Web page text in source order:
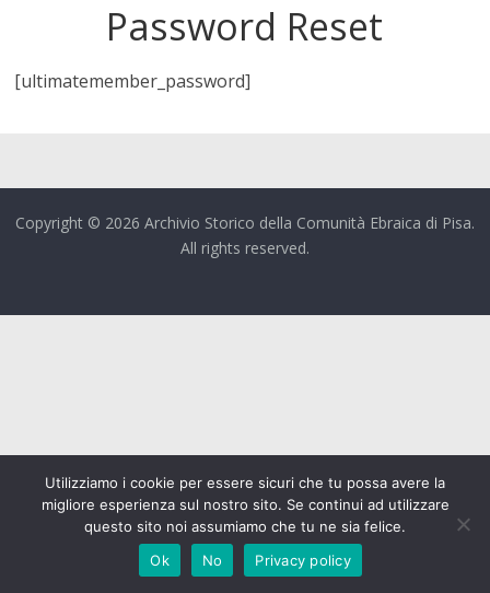
Password Reset
[ultimatemember_password]
Copyright © 2026 Archivio Storico della Comunità Ebraica di Pisa.
All rights reserved.
Utilizziamo i cookie per essere sicuri che tu possa avere la
migliore esperienza sul nostro sito. Se continui ad utilizzare
questo sito noi assumiamo che tu ne sia felice.
Ok
No Privacy policy